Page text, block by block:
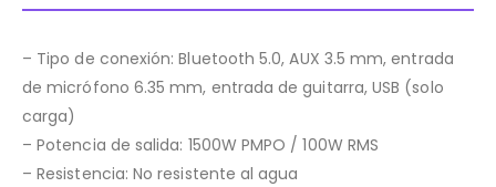
– Tipo de conexión: Bluetooth 5.0, AUX 3.5 mm, entrada
de micrófono 6.35 mm, entrada de guitarra, USB (solo
carga)
– Potencia de salida: 1500W PMPO / 100W RMS
– Resistencia: No resistente al agua